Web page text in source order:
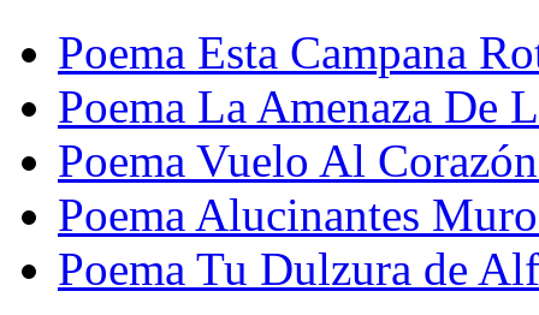
Poema Esta Campana
Poema La Amenaza De
Poema Vuelo Al
Poema Alucinantes
Poema Tu Dulzura de